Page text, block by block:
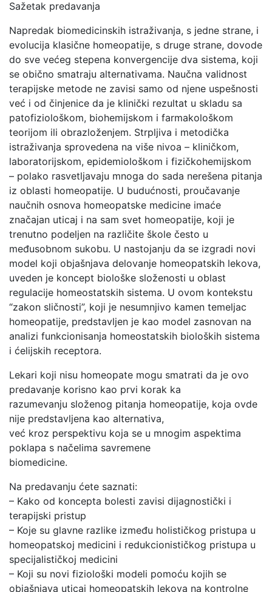
Sažetak predavanja
Napredak biomedicinskih istraživanja, s jedne strane, i
evolucija klasične homeopatije, s druge strane, dovode
do sve većeg stepena konvergencije dva sistema, koji
se obično smatraju alternativama. Naučna validnost
terapijske metode ne zavisi samo od njene uspešnosti
već i od činjenice da je klinički rezultat u skladu sa
patofiziološkom, biohemijskom i farmakološkom
teorijom ili obrazloženjem. Strpljiva i metodička
istraživanja sprovedena na više nivoa – kliničkom,
laboratorijskom, epidemiološkom i fizičkohemijskom
– polako rasvetljavaju mnoga do sada nerešena pitanja
iz oblasti homeopatije. U budućnosti, proučavanje
naučnih osnova homeopatske medicine imaće
značajan uticaj i na sam svet homeopatije, koji je
trenutno podeljen na različite škole često u
međusobnom sukobu. U nastojanju da se izgradi novi
model koji objašnjava delovanje homeopatskih lekova,
uveden je koncept biološke složenosti u oblast
regulacije homeostatskih sistema. U ovom kontekstu
“zakon sličnosti”, koji je nesumnjivo kamen temeljac
homeopatije, predstavljen je kao model zasnovan na
analizi funkcionisanja homeostatskih bioloških sistema
i ćelijskih receptora.
Lekari koji nisu homeopate mogu smatrati da je ovo
predavanje korisno kao prvi korak ka
razumevanju složenog pitanja homeopatije, koja ovde
nije predstavljena kao alternativa,
već kroz perspektivu koja se u mnogim aspektima
poklapa s načelima savremene
biomedicine.
Na predavanju ćete saznati:
– Kako od koncepta bolesti zavisi dijagnostički i
terapijski pristup
– Koje su glavne razlike između holističkog pristupa u
homeopatskoj medicini i redukcionističkog pristupa u
specijalističkoj medicini
– Koji su novi fiziološki modeli pomoću kojih se
objašnjava uticaj homeopatskih lekova na kontrolne